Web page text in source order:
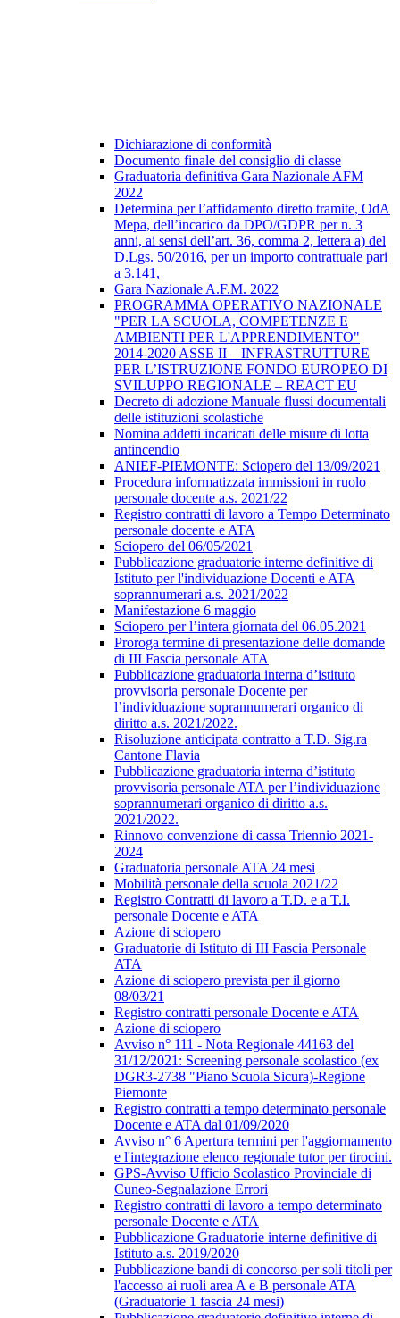
Dichiarazione di conformità
Documento finale del consiglio di classe
Graduatoria definitiva Gara Nazionale AFM
2022
Determina per l’affidamento diretto tramite, OdA
Mepa, dell’incarico da DPO/GDPR per n. 3
anni, ai sensi dell’art. 36, comma 2, lettera a) del
D.Lgs. 50/2016, per un importo contrattuale pari
a 3.141,
Gara Nazionale A.F.M. 2022
PROGRAMMA OPERATIVO NAZIONALE
"PER LA SCUOLA, COMPETENZE E
AMBIENTI PER L'APPRENDIMENTO"
2014-2020 ASSE II – INFRASTRUTTURE
PER L’ISTRUZIONE FONDO EUROPEO DI
SVILUPPO REGIONALE – REACT EU
Decreto di adozione Manuale flussi documentali
delle istituzioni scolastiche
Nomina addetti incaricati delle misure di lotta
antincendio
ANIEF-PIEMONTE: Sciopero del 13/09/2021
Procedura informatizzata immissioni in ruolo
personale docente a.s. 2021/22
Registro contratti di lavoro a Tempo Determinato
personale docente e ATA
Sciopero del 06/05/2021
Pubblicazione graduatorie interne definitive di
Istituto per l'individuazione Docenti e ATA
soprannumerari a.s. 2021/2022
Manifestazione 6 maggio
Sciopero per l’intera giornata del 06.05.2021
Proroga termine di presentazione delle domande
di III Fascia personale ATA
Pubblicazione graduatoria interna d’istituto
provvisoria personale Docente per
l’individuazione soprannumerari organico di
diritto a.s. 2021/2022.
Risoluzione anticipata contratto a T.D. Sig.ra
Cantone Flavia
Pubblicazione graduatoria interna d’istituto
provvisoria personale ATA per l’individuazione
soprannumerari organico di diritto a.s.
2021/2022.
Rinnovo convenzione di cassa Triennio 2021-
2024
Graduatoria personale ATA 24 mesi
Mobilità personale della scuola 2021/22
Registro Contratti di lavoro a T.D. e a T.I.
personale Docente e ATA
Azione di sciopero
Graduatorie di Istituto di III Fascia Personale
ATA
Azione di sciopero prevista per il giorno
08/03/21
Registro contratti personale Docente e ATA
Azione di sciopero
Avviso n° 111 - Nota Regionale 44163 del
31/12/2021: Screening personale scolastico (ex
DGR3-2738 "Piano Scuola Sicura)-Regione
Piemonte
Registro contratti a tempo determinato personale
Docente e ATA dal 01/09/2020
Avviso n° 6 Apertura termini per l'aggiornamento
e l'integrazione elenco regionale tutor per tirocini.
GPS-Avviso Ufficio Scolastico Provinciale di
Cuneo-Segnalazione Errori
Registro contratti di lavoro a tempo determinato
personale Docente e ATA
Pubblicazione Graduatorie interne definitive di
Istituto a.s. 2019/2020
Pubblicazione bandi di concorso per soli titoli per
l'accesso ai ruoli area A e B personale ATA
(Graduatorie 1 fascia 24 mesi)